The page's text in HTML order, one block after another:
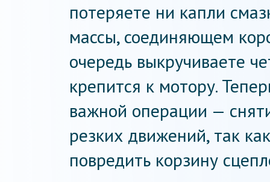
потеряете ни капли
массы, соединяющем
очередь выкручиваете
крепится к мотору.
важной операции —
резких движений, так
повредить корзину